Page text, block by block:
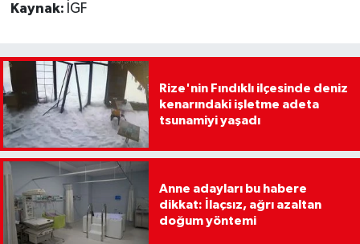
Kaynak: İGF
Rize'nin Fındıklı ilçesinde deniz
kenarındaki işletme adeta
tsunamiyi yaşadı
Anne adayları bu habere
dikkat: İlaçsız, ağrı azaltan
doğum yöntemi